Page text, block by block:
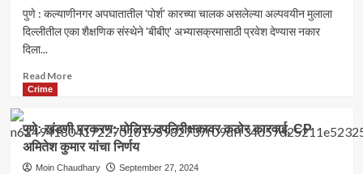
मदत,
पुढे
चिंता
पुणे : कल्याणीनगर अपघातातील 'पोर्श' कारच्या चालक असलेल्या अल्पवयीन मुलाला
दिल्लीतील एका शैक्षणिक संस्थेने 'बीबीए' अभ्यासक्रमासाठी प्रवेश देण्यास नकार
दिला...
Read MoreRead
पुणे:
कल्याणीनगर
प्रकरणातील
अल्पवयीन
Crime
पुणे: खंडणी प्रकरण: पोलिस उपनिरीक्षकावर कठोर कारवाई, CP
अमितेश कुमार यांचा निर्णय
Moin Chaudhary September 27, 2024